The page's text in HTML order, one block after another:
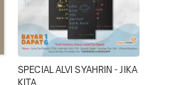
SPECIAL ALVI SYAHRIN - JIKA
KITA